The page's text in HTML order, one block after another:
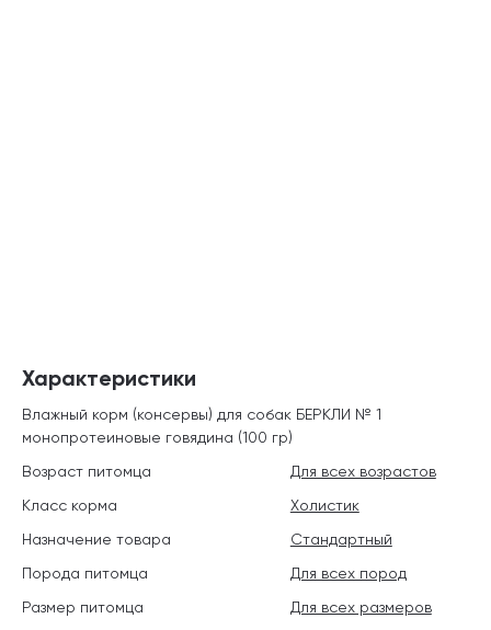
Характеристики
Влажный корм (консервы) для собак БЕРКЛИ № 1
монопротеиновые говядина (100 гр)
Возраст питомца
Для всех возрастов
Класс корма
Холистик
Назначение товара
Стандартный
Порода питомца
Для всех пород
Размер питомца
Для всех размеров